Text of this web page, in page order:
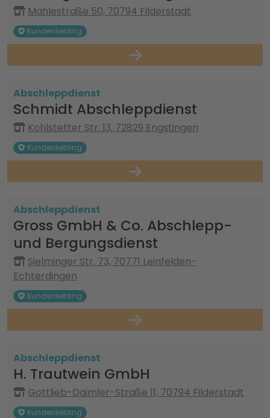
Mahlestraße 50, 70794 Filderstadt
Kundenliebling
Abschleppdienst
Schmidt Abschleppdienst
Kohlstetter Str. 13, 72829 Engstingen
Kundenliebling
Abschleppdienst
Gross GmbH & Co. Abschlepp-
und Bergungsdienst
Sielminger Str. 73, 70771 Leinfelden-
Echterdingen
Kundenliebling
Abschleppdienst
H. Trautwein GmbH
Gottlieb-Daimler-Straße 11, 70794 Filderstadt
Kundenliebling